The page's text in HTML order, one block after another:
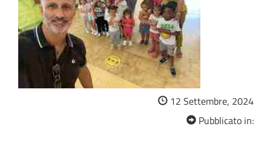
12 Settembre, 2024
Pubblicato in: